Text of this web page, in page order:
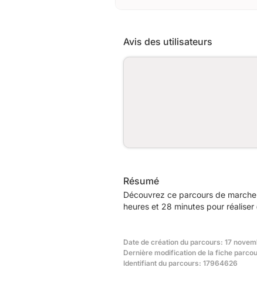
Avis des utilisateurs
Résumé
Découvrez ce parcours de
heures et 28 minutes pour réaliser
Date de création du parcours: 17
Dernière modification de la fiche
Identifiant du parcours: 17964626